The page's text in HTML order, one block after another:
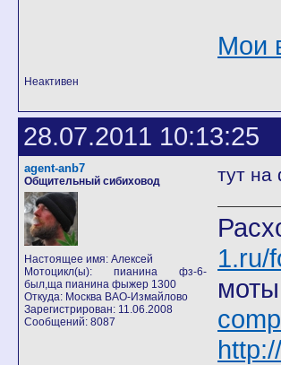
Мои
Неактивен
28.07.2011 10:13:25
agent-anb7
Общительный сибиховод
Настоящее имя: Алексей
Мотоцикл(ы): пианина фз-6-
был,ща пианина фыжер 1300
Откуда: Москва ВАО-Измайлово
Зарегистрирован: 11.06.2008
Сообщений: 8087
тут на
1.ru/